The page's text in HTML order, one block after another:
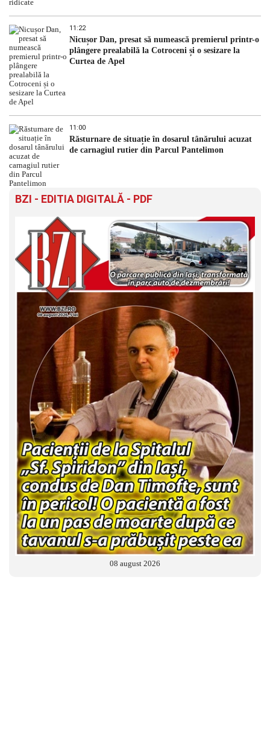
11:22
Nicușor Dan, presat să numească premierul printr-o
plângere prealabilă la Cotroceni și o sesizare la
Curtea de Apel
11:00
Răsturnare de situație în dosarul tânărului acuzat
de carnagiul rutier din Parcul Pantelimon
BZI - EDITIA DIGITALĂ - PDF
08 august 2026